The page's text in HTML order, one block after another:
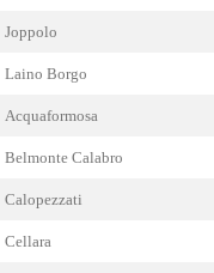
Joppolo
Laino Borgo
Acquaformosa
Belmonte Calabro
Calopezzati
Cellara